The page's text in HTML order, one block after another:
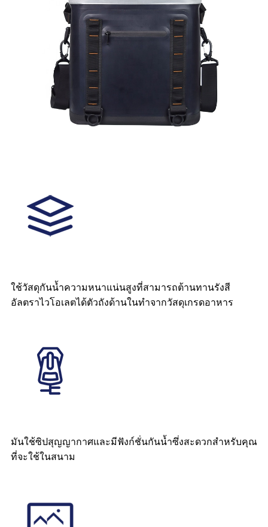
ใช้วัสดุกันน้ำความหนาแน่นสูงที่สามารถต้านทานรังสี
อัลตราไวโอเลตได้ตัวถังด้านในทำจากวัสดุเกรดอาหาร
มันใช้ซิปสุญญากาศและมีฟังก์ชั่นกันน้ำซึ่งสะดวกสำหรับคุณ
ที่จะใช้ในสนาม